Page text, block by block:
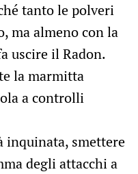
tanto le polveri
ma almeno con la
uscire il Radon.
la marmitta
a controlli
inquinata, smettere
degli attacchi a